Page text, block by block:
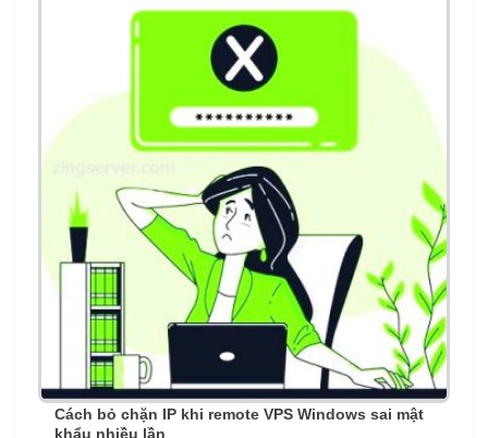
Cách bỏ chặn IP khi remote VPS Windows sai mật
khẩu nhiều lần